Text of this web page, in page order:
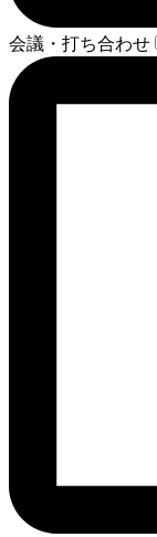
会議・打ち合わせ